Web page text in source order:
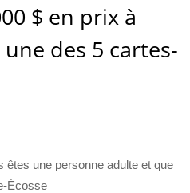
$ en prix à
des 5 cartes-
êtes une personne adulte et que
Écosse